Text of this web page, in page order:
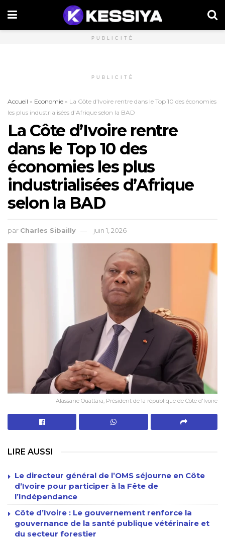
PUBLICITÉ
PUBLICITÉ
Accueil » Economie » La Côte d’Ivoire rentre dans le Top 10 des économies
les plus industrialisées d’Afrique selon la BAD
La Côte d’Ivoire rentre
dans le Top 10 des
économies les plus
industrialisées d’Afrique
selon la BAD
par Charles Sibailly juin 1, 2026
Alassane Ouattara, Président de la république de Côte d'Ivoire
LIRE AUSSI
Le directeur général de l’OMS séjourne en Côte
d’Ivoire pour participer à la Fête de
l’Indépendance
Côte d’Ivoire : Le gouvernement renforce la
gouvernance de la santé publique vétérinaire et
du secteur forestier